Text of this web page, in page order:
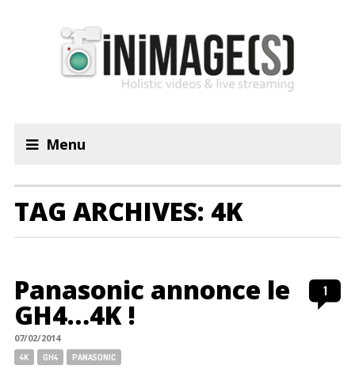
Menu
TAG ARCHIVES: 4K
Panasonic annonce le
GH4…4K !
1
07/02/2014
Tags:
4K GH4 PANASONIC